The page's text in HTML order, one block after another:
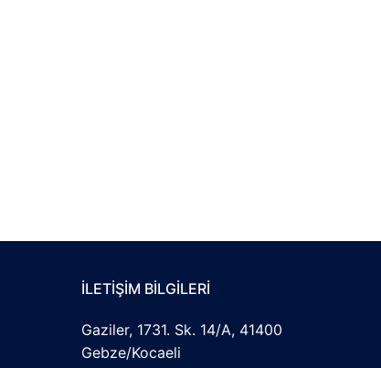
İLETIŞIM BILGILERI
Gaziler, 1731. Sk. 14/A, 41400
Gebze/Kocaeli